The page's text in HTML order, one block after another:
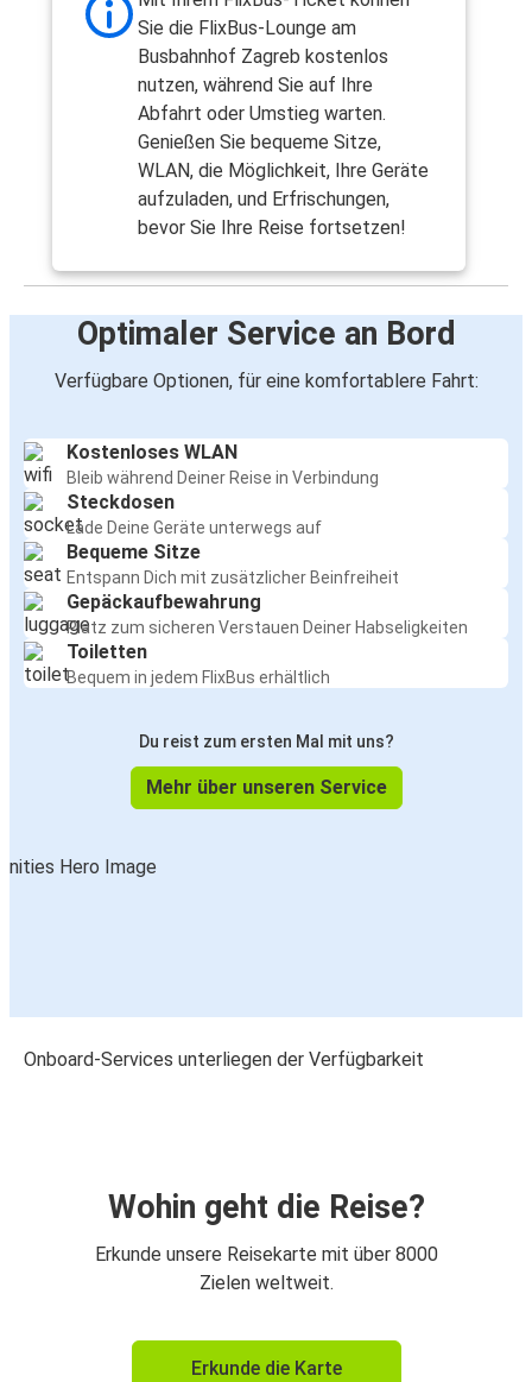
Sie die FlixBus-Lounge am
Busbahnhof Zagreb kostenlos
nutzen, während Sie auf Ihre
Abfahrt oder Umstieg warten.
Genießen Sie bequeme Sitze,
WLAN, die Möglichkeit, Ihre Geräte
aufzuladen, und Erfrischungen,
bevor Sie Ihre Reise fortsetzen!
Optimaler Service an Bord
Verfügbare Optionen, für eine komfortablere Fahrt:
Kostenloses WLAN
Bleib während Deiner Reise in Verbindung
Steckdosen
Lade Deine Geräte unterwegs auf
Bequeme Sitze
Entspann Dich mit zusätzlicher Beinfreiheit
Gepäckaufbewahrung
Platz zum sicheren Verstauen Deiner Habseligkeiten
Toiletten
Bequem in jedem FlixBus erhältlich
Du reist zum ersten Mal mit uns?
Mehr über unseren Service
Onboard-Services unterliegen der Verfügbarkeit
Wohin geht die Reise?
Erkunde unsere Reisekarte mit über 8000
Zielen weltweit.
Erkunde die Karte